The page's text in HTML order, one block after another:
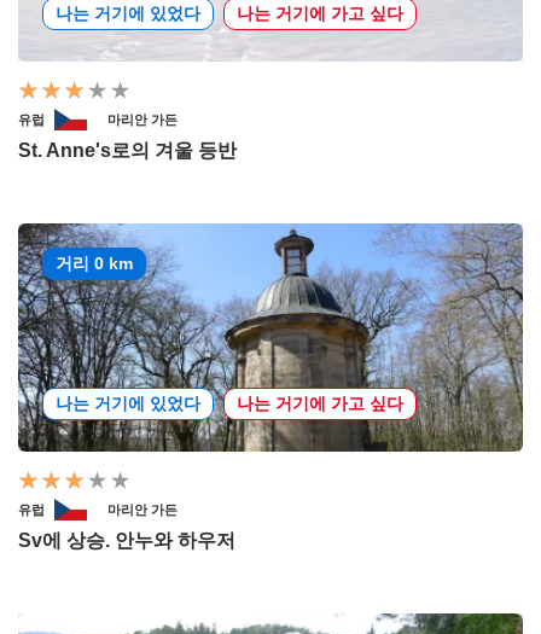
나는 거기에 있었다 나는 거기에 가고 싶다
유럽 마리안 가든
St. Anne's로의 겨울 등반
거리 0 km
나는 거기에 있었다 나는 거기에 가고 싶다
유럽 마리안 가든
Sv에 상승. 안누와 하우저